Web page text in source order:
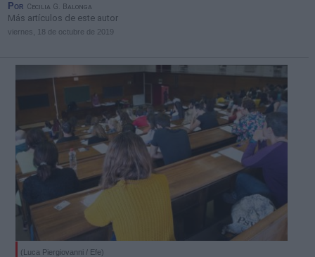
Por Cecilia G. Balonga
Más artículos de este autor
viernes, 18 de octubre de 2019
(Luca Piergiovanni / Efe)